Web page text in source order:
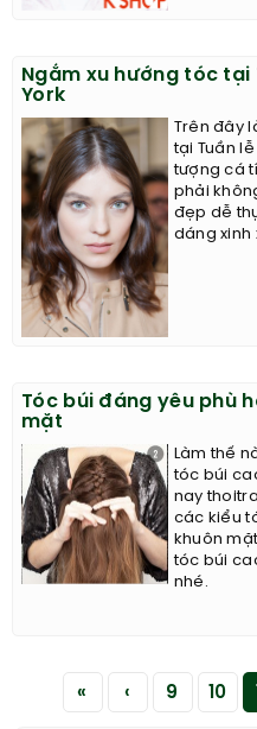
Ngắm xu hướng tóc tại
York
Trên đây
tại Tuần
tượng cá
phải
đẹp dễ
dáng xinh
Tóc búi đáng yêu phù
mặt
Làm thế
tóc búi
nay
các kiểu
khuôn
tóc búi
nhé.
« ‹ 9 10